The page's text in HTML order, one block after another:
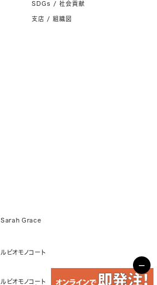
SDGs / 社会貢献
支店 / 組織図
Sarah Grace
ルビオモノコート
ルビオモノコート
−